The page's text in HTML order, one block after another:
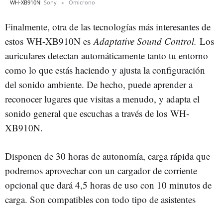
WH-XB910N Sony Omicrono
Finalmente, otra de las tecnologías más interesantes de
estos WH-XB910N esAdaptative Sound Control. Los
auriculares detectan automáticamente tanto tu entorno
como lo que estás haciendo y ajusta la configuración
del sonido ambiente. De hecho, puede aprender a
reconocer lugares que visitas a menudo, y adapta el
sonido general que escuchas a través de los WH-
XB910N.
Disponen de 30 horas de autonomía, carga rápida que
podremos aprovechar con un cargador de corriente
opcional que dará 4,5 horas de uso con 10 minutos de
carga. Son compatibles con todo tipo de asistentes